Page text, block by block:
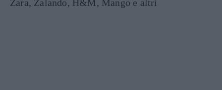
Zara, Zalando, H&M, Mango e altri